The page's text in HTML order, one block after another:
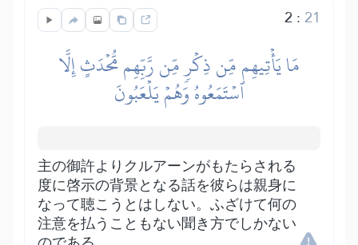
2 : 21
مَا يَأۡتِيهِم مِّن ذِكۡرٖ مِّن رَّبِّهِم مُّحۡدَثٍ إِلَّا
ٱسۡتَمَعُوهُ وَهُمۡ يَلۡعَبُونَ
主の御許よりクルアーンがもたらされる
度に啓示の背景となる話を彼らは親身に
なって聴こうとはしない。ふざけて何の
注意を払うこともない聞き方でしかない